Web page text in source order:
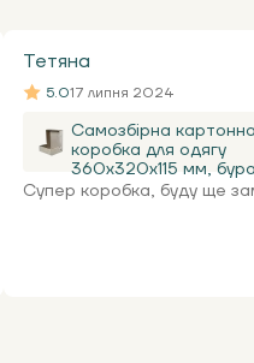
Тетяна
5.017 липня 2024
Самозбірна картонна
коробка для одягу
360х320х115 мм,
Супер коробка, буду ще